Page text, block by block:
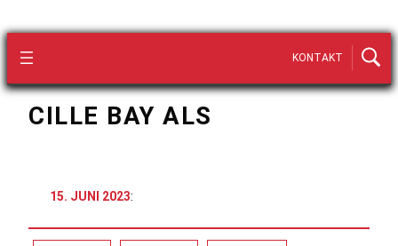
KONTAKT
CILLE BAY ALS
15. JUNI 2023: